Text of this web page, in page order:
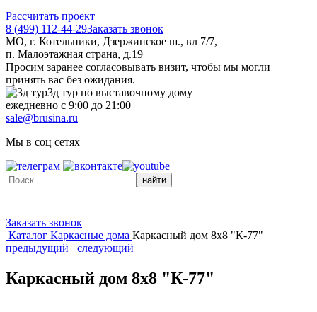
Рассчитать проект
8 (499) 112-44-29Заказать звонок
МО, г. Котельники, Дзержинское ш., вл 7/7,
п. Малоэтажная страна, д.19
Просим заранее согласовывать визит, чтобы мы могли
принять вас без ожидания.
3д тур по выставочному дому
ежедневно с 9:00 до 21:00
sale@brusina.ru
Мы в соц сетях
найти
Заказать звонок
Каталог Каркасные дома Каркасный дом 8х8 "К-77"
предыдущий
следующий
Каркасный дом 8х8 "К-77"